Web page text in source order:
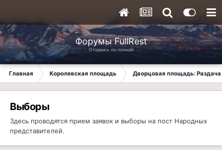
Форумы FullRest
Оторвись по полной!
Главная Королевская площадь Дворцовая площадь: Раздача
Выборы
Здесь проводятся прием заявок и выборы на пост Народных
представителей.